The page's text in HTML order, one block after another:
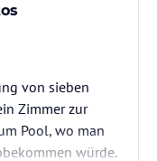
von sieben
Zimmer zur
Pool, wo man
würde.